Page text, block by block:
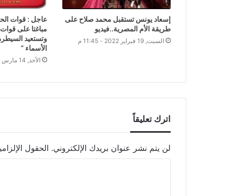
إسعاد يونس تستقبل محمد صلاح على
طريقة الأم المصرية..فيديو
السبت, 19 فبراير 2022 - 11:45 م
عاجل : قوات
مباغتا على
وتستعيد
الأسماء “
الأحد, 14 مارس 2021 - 1:01 ص
اترك تعليقاً
لن يتم نشر عنوان بريدك الإلكتروني. الحقول